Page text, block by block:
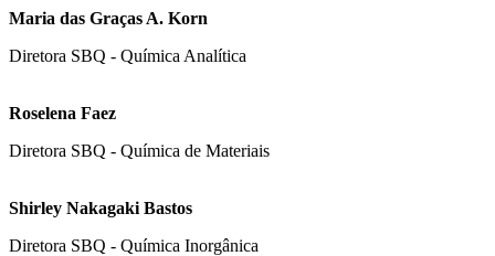
Maria das Graças A. Korn
Diretora SBQ - Química Analítica
Roselena Faez
Diretora SBQ - Química de Materiais
Shirley Nakagaki Bastos
Diretora SBQ - Química Inorgânica